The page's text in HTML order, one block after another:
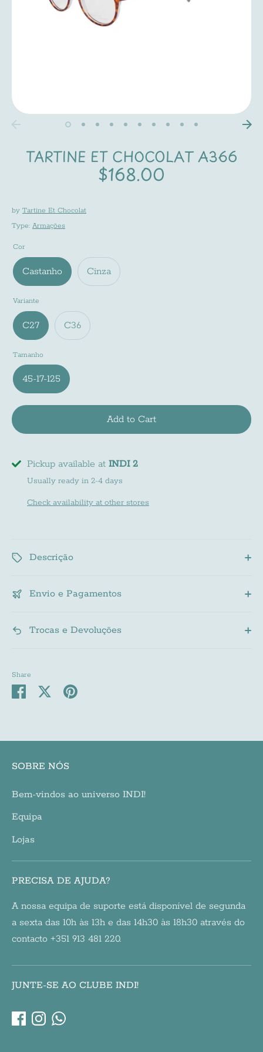
TARTINE ET CHOCOLAT A366
$168.00
by Tartine Et Chocolat
Type: Armações
Cor
Castanho Cinza
Variante
C27 C36
Tamanho
45-17-125
Add to Cart
Pickup available at INDI 2
Usually ready in 2-4 days
Check availability at other stores
Descrição
Envio e Pagamentos
Trocas e Devoluções
Share
Share SharePin
SOBRE NÓS
Bem-vindos ao universo INDI!
Equipa
Lojas
PRECISA DE AJUDA?
A nossa equipa de suporte está disponível de segunda
a sexta das 10h às 13h e das 14h30 às 18h30 através do
contacto +351 913 481 220.
JUNTE-SE AO CLUBE INDI!